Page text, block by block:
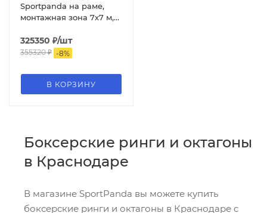
Sportpanda на раме,
монтажная зона 7х7 м,
325350 ₽/шт
355320₽ -8%
В КОРЗИНУ
Боксерские ринги и октагоны
в Краснодаре
В магазине SportPanda вы можете купить
боксерские ринги и октагоны в Краснодаре с